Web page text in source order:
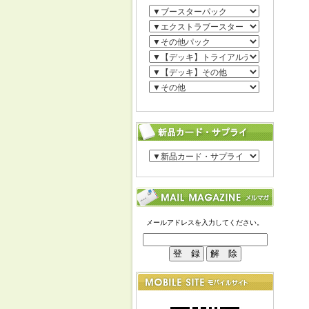
メールアドレスを入力してください。